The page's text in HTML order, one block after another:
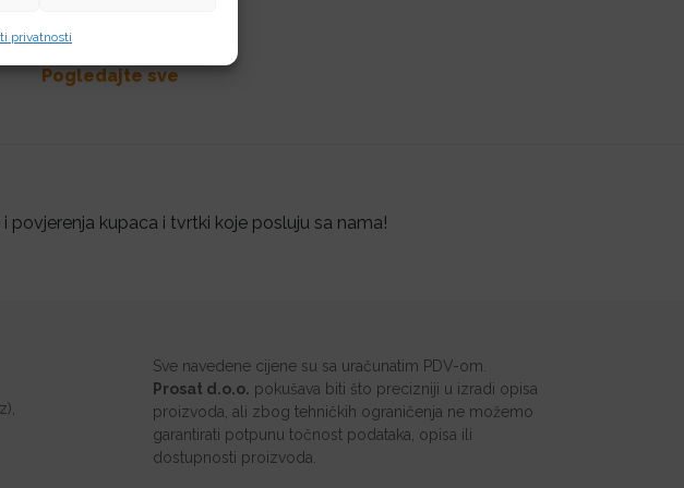
privatnosti
Pogledajte sve
kupaca i tvrtki koje posluju sa nama!
Sve navedene cijene su sa uračunatim PDV-om.
Prosat d.o.o. pokušava biti što precizniji u izradi opisa
proizvoda, ali zbog tehničkih ograničenja ne možemo
garantirati potpunu točnost podataka, opisa ili
dostupnosti proizvoda.